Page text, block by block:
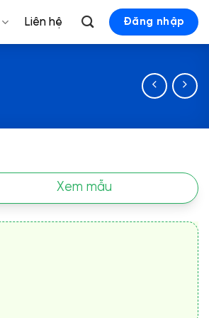
Liên hệ Đăng nhập
Xem mẫu